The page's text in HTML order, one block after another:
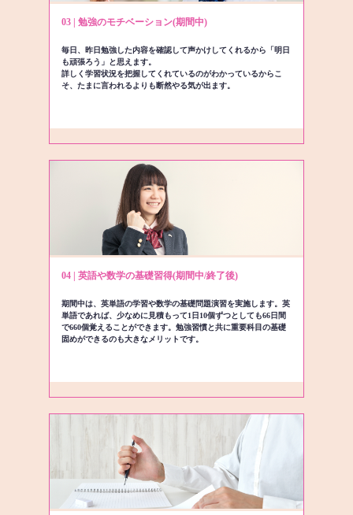
03 | 勉強のモチベーション(期間中)
毎日、昨日勉強した内容を確認して声かけしてくれるから「明日
も頑張ろう」と思えます。
詳しく学習状況を把握してくれているのがわかっているからこ
そ、たまに言われるよりも断然やる気が出ます。
04 | 英語や数学の基礎習得(期間中/終了後)
期間中は、英単語の学習や数学の基礎問題演習を実施します。英
単語であれば、少なめに見積もって1日10個ずつとしても66日間
で660個覚えることができます。勉強習慣と共に重要科目の基礎
固めができるのも大きなメリットです。